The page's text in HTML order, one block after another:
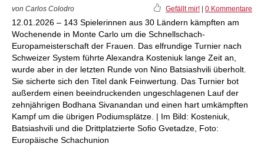
von Carlos Colodro Gefällt mir! 0 Kommentare
12.01.2026 – 143 Spielerinnen aus 30 Ländern kämpften am
Wochenende in Monte Carlo um die Schnellschach-
Europameisterschaft der Frauen. Das elfrundige Turnier nach
Schweizer System führte Alexandra Kosteniuk lange Zeit an,
wurde aber in der letzten Runde von Nino Batsiashvili überholt.
Sie sicherte sich den Titel dank Feinwertung. Das Turnier bot
außerdem einen beeindruckenden ungeschlagenen Lauf der
zehnjährigen Bodhana Sivanandan und einen hart umkämpften
Kampf um die übrigen Podiumsplätze. | Im Bild: Kosteniuk,
Batsiashvili und die Drittplatzierte Sofio Gvetadze, Foto:
Europäische Schachunion